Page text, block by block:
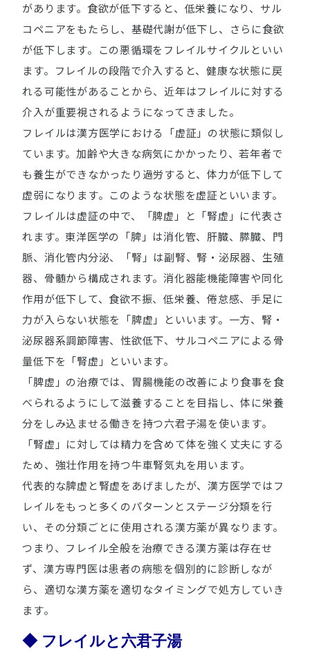
があります。食欲が低下すると、低栄養になり、サル
コペニアをもたらし、基礎代謝が低下し、さらに食欲
が低下します。この悪循環をフレイルサイクルといい
ます。フレイルの段階で介入すると、健康な状態に戻
れる可能性があることから、近年はフレイルに対する
介入が重要視されるようになってきました。
フレイルは漢方医学における「虚証」の状態に類似し
ています。加齢や大きな病気にかかったり、若年者で
も養生ができなかったり過労すると、体力が低下して
虚弱になります。このような状態を虚証といいます。
フレイルは虚証の中で、「脾虚」と「腎虚」に代表さ
れます。東洋医学の「脾」は消化管、肝臓、膵臓、門
脈、消化管内分泌、「腎」は副腎、腎・泌尿器、生殖
器、骨髄から構成されます。消化器能機能障害や同化
作用が低下して、食欲不振、低栄養、倦怠感、手足に
力が入らない状態を「脾虚」といいます。一方、腎・
泌尿器系調節障害、性欲低下、サルコペニアによる骨
量低下を「腎虚」といいます。
「脾虚」の治療では、胃腸機能の改善により食事を食
べられるようにして滋養することを目指し、体に栄養
分をしみ込ませる働きを持つ六君子湯を使います。
「腎虚」に対しては精力を含めて体を強く丈夫にする
ため、強壮作用を持つ牛車腎気丸を用います。
代表的な脾虚と腎虚をあげましたが、漢方医学ではフ
レイルをもっと多くのパターンとステージ分類を行
い、その分類ごとに使用される漢方薬が異なります。
つまり、フレイル全般を治療できる漢方薬は存在せ
ず、漢方専門医は患者の病態を個別的に診断しなが
ら、適切な漢方薬を適切なタイミングで処方していき
ます。
◆ フレイルと六君子湯